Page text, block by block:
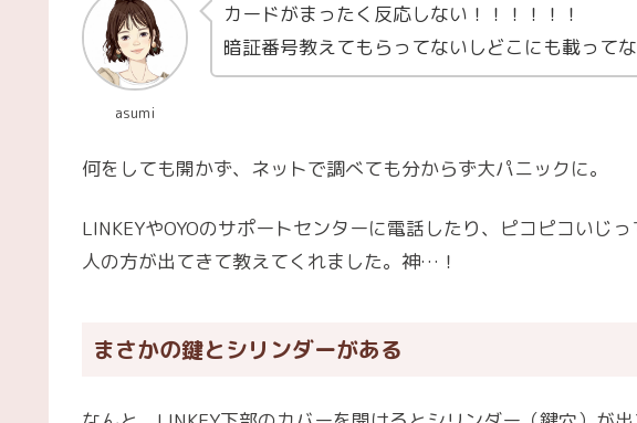
asumi
カードがまったく反応しない！！！！！！
暗証番号教えてもらってないしどこにも載って
何をしても開かず、ネットで調べても分からず大パニックに。
LINKEYやOYOのサポートセンターに電話したり、ピコピコいじ
人の方が出てきて教えてくれました。神…！
まさかの鍵とシリンダーがある